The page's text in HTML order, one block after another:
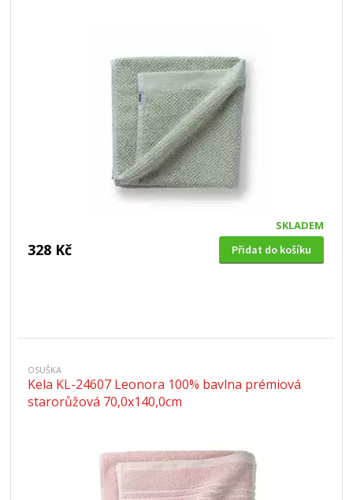
SKLADEM
328 Kč Přidat do košíku
OSUŠKA
Kela KL-24607 Leonora 100% bavlna prémiová
starorůžová 70,0x140,0cm